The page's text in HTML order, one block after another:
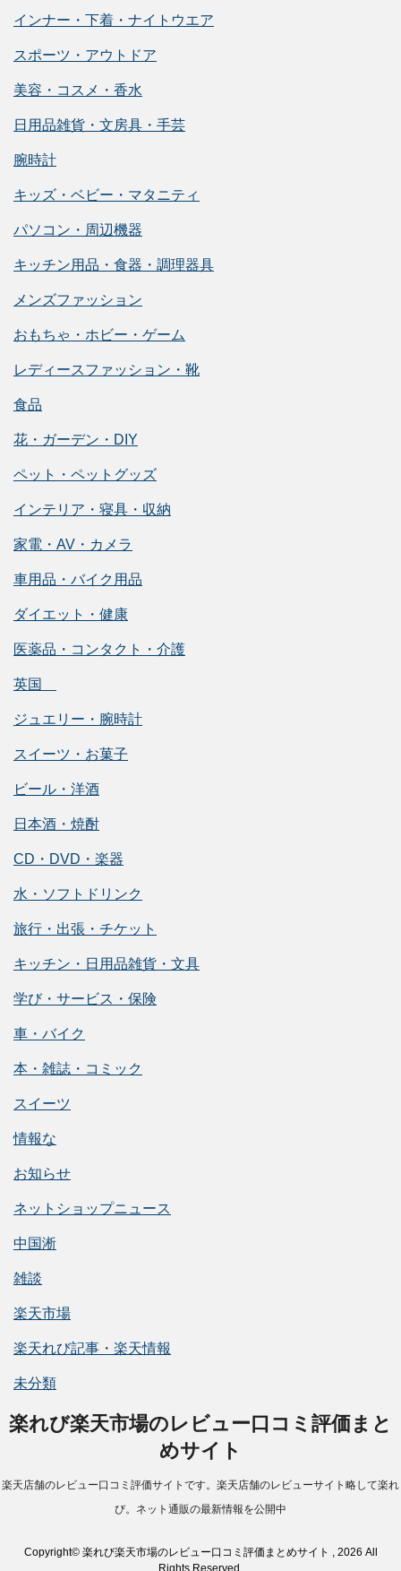
インナー・下着・ナイトウエア
スポーツ・アウトドア
美容・コスメ・香水
日用品雑貨・文房具・手芸
腕時計
キッズ・ベビー・マタニティ
パソコン・周辺機器
キッチン用品・食器・調理器具
メンズファッション
おもちゃ・ホビー・ゲーム
レディースファッション・靴
食品
花・ガーデン・DIY
ペット・ペットグッズ
インテリア・寝具・収納
家電・AV・カメラ
車用品・バイク用品
ダイエット・健康
医薬品・コンタクト・介護
英国
ジュエリー・腕時計
スイーツ・お菓子
ビール・洋酒
日本酒・焼酎
CD・DVD・楽器
水・ソフトドリンク
旅行・出張・チケット
キッチン・日用品雑貨・文具
学び・サービス・保険
車・バイク
本・雑誌・コミック
スイーツ
情報な
お知らせ
ネットショップニュース
中国淅
雑談
楽天市場
楽天れび記事・楽天情報
未分類
楽れび楽天市場のレビュー口コミ評価まと
めサイト
楽天店舗のレビュー口コミ評価サイトです。楽天店舗のレビューサイト略して楽れ
び。ネット通販の最新情報を公開中
Copyright© 楽れび楽天市場のレビュー口コミ評価まとめサイト , 2026 All
Rights Reserved.